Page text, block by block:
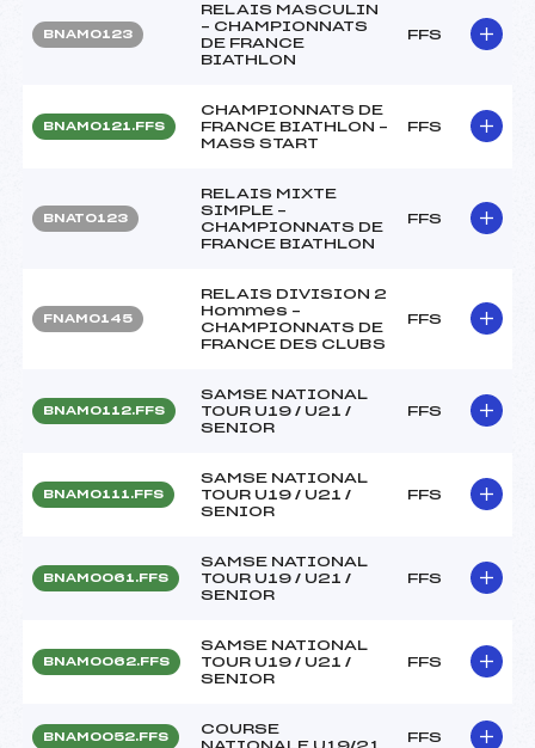
BNAM0123
RELAIS MASCULIN
– CHAMPIONNATS
DE FRANCE
BIATHLON
FFS
BNAM0121.FFS
CHAMPIONNATS DE
FRANCE BIATHLON –
MASS START
FFS
BNAT0123
RELAIS MIXTE
SIMPLE –
CHAMPIONNATS DE
FRANCE BIATHLON
FFS
FNAM0145
RELAIS DIVISION 2
Hommes –
CHAMPIONNATS DE
FRANCE DES CLUBS
FFS
BNAM0112.FFS
SAMSE NATIONAL
TOUR U19 / U21 /
SENIOR
FFS
BNAM0111.FFS
SAMSE NATIONAL
TOUR U19 / U21 /
SENIOR
FFS
BNAM0061.FFS
SAMSE NATIONAL
TOUR U19 / U21 /
SENIOR
FFS
BNAM0062.FFS
SAMSE NATIONAL
TOUR U19 / U21 /
SENIOR
FFS
BNAM0052.FFS
COURSE
NATIONALE U19/21
FFS